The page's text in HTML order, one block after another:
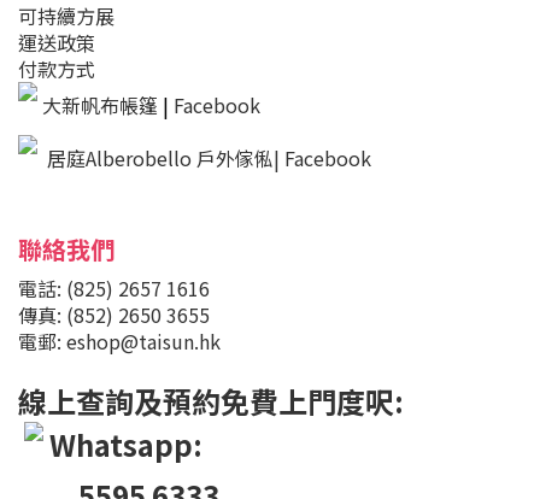
可持續方展
運送政策
付款方式
大新帆布帳篷 | Facebook
居庭Alberobello 戶外傢俬| Facebook
聯絡我們
電話: (825) 2657 1616
傳真: (852) 2650 3655
電郵: eshop@taisun.hk
線上查詢及預約免費上門度呎:
Whatsapp: